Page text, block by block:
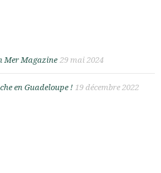
Mer Magazine 29 mai 2024
en Guadeloupe ! 19 décembre 2022